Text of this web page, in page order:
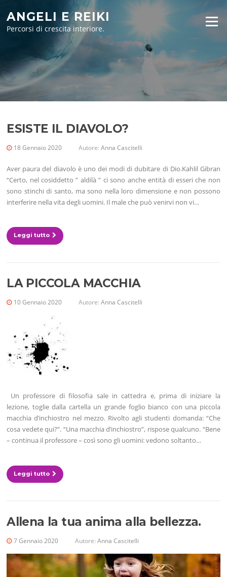
contenuto
ANGELI E REIKI
Percorsi di crescita interiore.
Menu
ESISTE IL DIAVOLO?
18 Gennaio 2020 Autore:Anna Cascitelli
Aver paura del diavolo è uno dei modi di dubitare di Dio.Kahlil Gibran
“Certo, nel cosiddetto ” aldilà ” ci sono anche entità di esseri che non
sono stinchi di santo, ma sono nella loro dimensione e non possono
interferire nella vita degli uomini. Il male che può venirvi non vi…
Leggi tutto
LA PICCOLA MACCHIA
10 Gennaio 2020 Autore:Anna Cascitelli
Un professore di filosofia sale in cattedra e, prima di iniziare la
lezione, toglie dalla cartella un grande foglio bianco con una piccola
macchia d’inchiostro nel mezzo. Rivolto agli studenti domanda: “Che
cosa vedete qui?”. “Una macchia d’inchiostro”, rispose qualcuno. “Bene
– continua il professore – così sono gli uomini: vedono soltanto…
Leggi tutto
Allena la tua anima alla bellezza.
7 Gennaio 2020 Autore:Anna Cascitelli